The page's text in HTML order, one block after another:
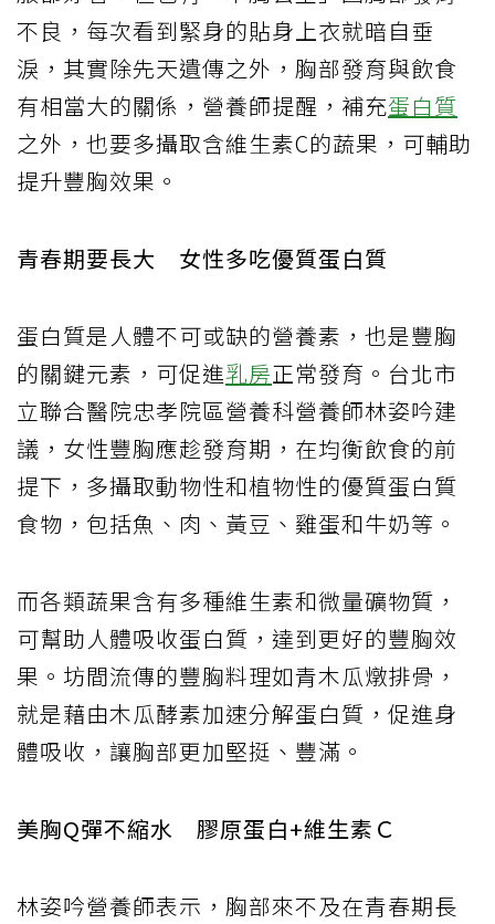
不良，每次看到緊身的貼身上衣就暗自垂
淚，其實除先天遺傳之外，胸部發育與飲食
有相當大的關係，營養師提醒，補充蛋白質
之外，也要多攝取含維生素C的蔬果，可輔助
提升豐胸效果。
青春期要長大 女性多吃優質蛋白質
蛋白質是人體不可或缺的營養素，也是豐胸
的關鍵元素，可促進乳房正常發育。台北市
立聯合醫院忠孝院區營養科營養師林姿吟建
議，女性豐胸應趁發育期，在均衡飲食的前
提下，多攝取動物性和植物性的優質蛋白質
食物，包括魚、肉、黃豆、雞蛋和牛奶等。
而各類蔬果含有多種維生素和微量礦物質，
可幫助人體吸收蛋白質，達到更好的豐胸效
果。坊間流傳的豐胸料理如青木瓜燉排骨，
就是藉由木瓜酵素加速分解蛋白質，促進身
體吸收，讓胸部更加堅挺、豐滿。
美胸Q彈不縮水 膠原蛋白+維生素Ｃ
林姿吟營養師表示，胸部來不及在青春期長